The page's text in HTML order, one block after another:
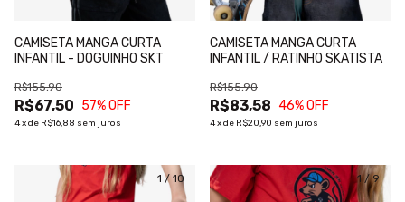
CAMISETA MANGA CURTA
INFANTIL - DOGUINHO SKT
R$67,50
R$155,90
57% OFF
4xde R$16,88 sem juros
CAMISETA MANGA CURTA
INFANTIL / RATINHO SKATISTA
R$83,58
R$155,90
46% OFF
4xde R$20,90 sem juros
1 / 10 1/9